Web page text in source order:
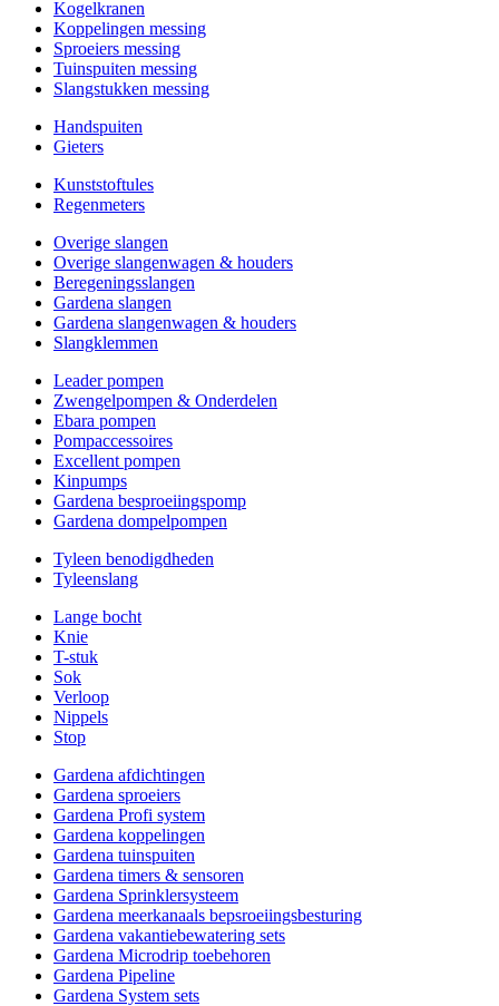
Kogelkranen
Koppelingen messing
Sproeiers messing
Tuinspuiten messing
Slangstukken messing
Handspuiten
Gieters
Kunststoftules
Regenmeters
Overige slangen
Overige slangenwagen & houders
Beregeningsslangen
Gardena slangen
Gardena slangenwagen & houders
Slangklemmen
Leader pompen
Zwengelpompen & Onderdelen
Ebara pompen
Pompaccessoires
Excellent pompen
Kinpumps
Gardena besproeiingspomp
Gardena dompelpompen
Tyleen benodigdheden
Tyleenslang
Lange bocht
Knie
T-stuk
Sok
Verloop
Nippels
Stop
Gardena afdichtingen
Gardena sproeiers
Gardena Profi system
Gardena koppelingen
Gardena tuinspuiten
Gardena timers & sensoren
Gardena Sprinklersysteem
Gardena meerkanaals bepsroeiingsbesturing
Gardena vakantiebewatering sets
Gardena Microdrip toebehoren
Gardena Pipeline
Gardena System sets